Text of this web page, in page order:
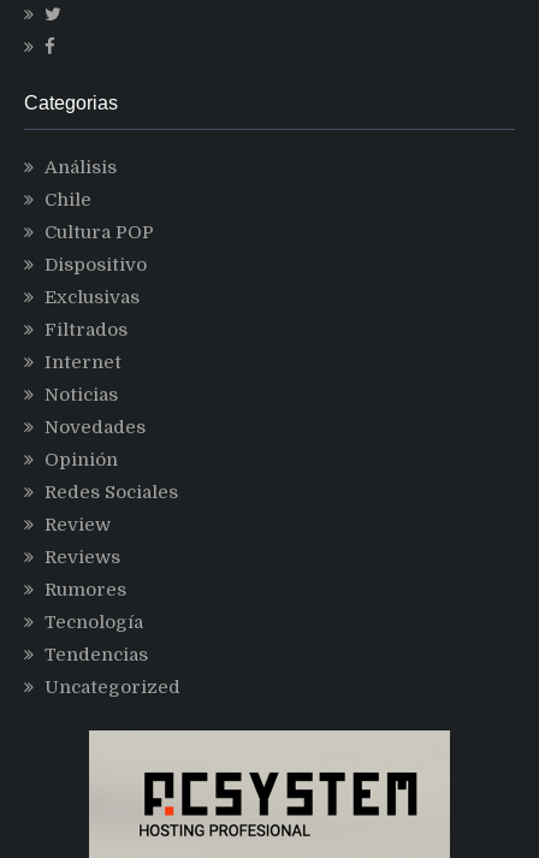
Categorias
Análisis
Chile
Cultura POP
Dispositivo
Exclusivas
Filtrados
Internet
Noticias
Novedades
Opinión
Redes Sociales
Review
Reviews
Rumores
Tecnología
Tendencias
Uncategorized